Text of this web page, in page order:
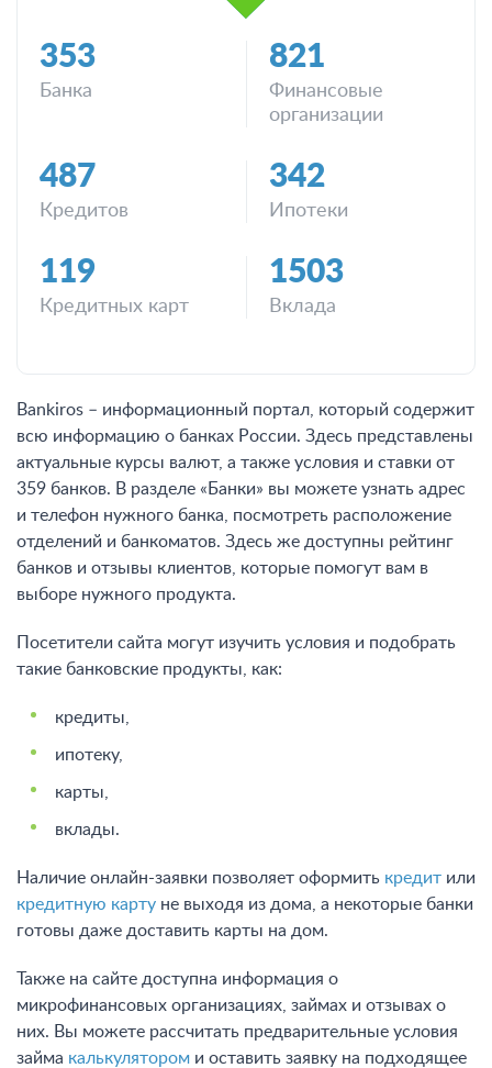
Bankiros – информационный портал, который содержит
всю информацию о банках России. Здесь представлены
актуальные курсы валют, а также условия и ставки от
359 банков. В разделе «Банки» вы можете узнать адрес
и телефон нужного банка, посмотреть расположение
отделений и банкоматов. Здесь же доступны рейтинг
банков и отзывы клиентов, которые помогут вам в
выборе нужного продукта.
Посетители сайта могут изучить условия и подобрать
такие банковские продукты, как:
кредиты,
ипотеку,
карты,
вклады.
Наличие онлайн-заявки позволяет оформить кредит или
кредитную карту не выходя из дома, а некоторые банки
готовы даже доставить карты на дом.
Также на сайте доступна информация о
микрофинансовых организациях, займах и отзывах о
них. Вы можете рассчитать предварительные условия
займа калькулятором и оставить заявку на подходящее
353
Банка
821
Финансовые
организации
487
Кредитов
342
Ипотеки
119
Кредитных карт
1503
Вклада